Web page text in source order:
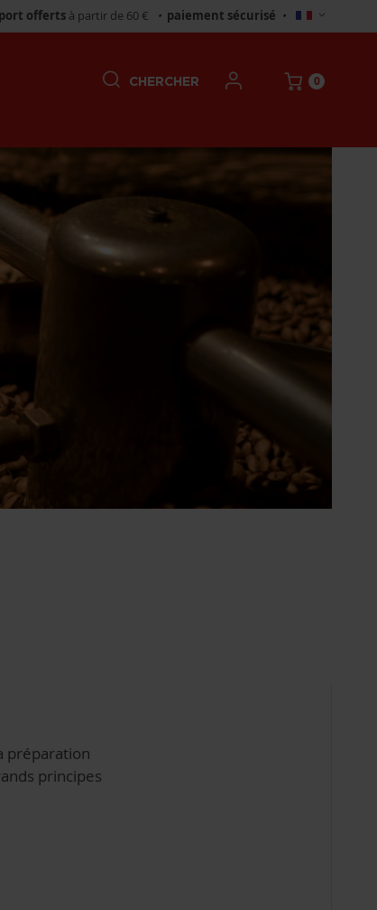
offerts à partir de 60 € • paiement sécurisé •
Choisir
un
CHERCHER 0
préparation
principes